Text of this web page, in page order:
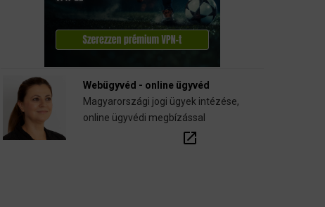
Webügyvéd - online ügyvéd
Magyarországi jogi ügyek intézése,
online ügyvédi megbízással
open_in_new